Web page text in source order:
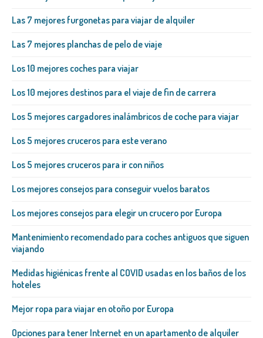
Las 7 mejores furgonetas para viajar de alquiler
Las 7 mejores planchas de pelo de viaje
Los 10 mejores coches para viajar
Los 10 mejores destinos para el viaje de fin de carrera
Los 5 mejores cargadores inalámbricos de coche para viajar
Los 5 mejores cruceros para este verano
Los 5 mejores cruceros para ir con niños
Los mejores consejos para conseguir vuelos baratos
Los mejores consejos para elegir un crucero por Europa
Mantenimiento recomendado para coches antiguos que siguen
viajando
Medidas higiénicas frente al COVID usadas en los baños de los
hoteles
Mejor ropa para viajar en otoño por Europa
Opciones para tener Internet en un apartamento de alquiler